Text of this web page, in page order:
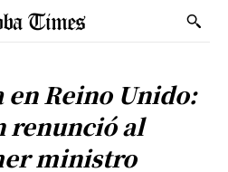
Reino Unido:
renunció al
ministro